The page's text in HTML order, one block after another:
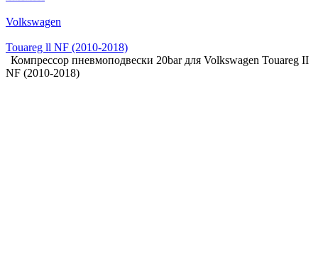
Volkswagen
Touareg ll NF (2010-2018)
Компрессор пневмоподвески 20bar для Volkswagen Touareg II
NF (2010-2018)